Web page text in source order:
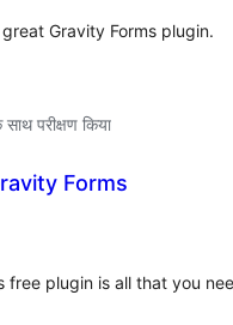
Gravity Forms plugin.
परीक्षण किया
Forms
free plugin is all that you